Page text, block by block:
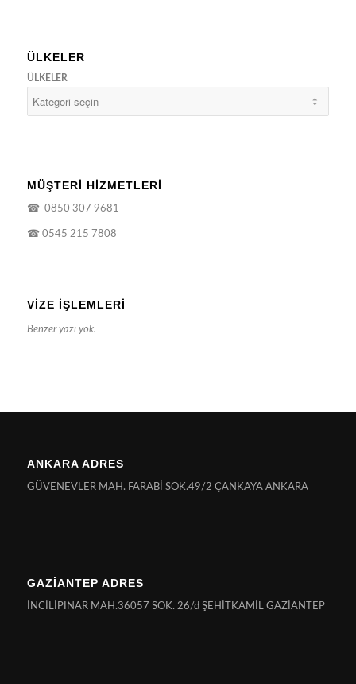
ÜLKELER
ÜLKELER
MÜŞTERİ HİZMETLERİ
☎0850 307 9681
☎0545 215 7808
VIZE İŞLEMLERI
Benzer yazı yok.
ANKARA ADRES
GÜVENEVLER MAH. FARABİ SOK.49/2 ÇANKAYA ANKARA
GAZİANTEP ADRES
İNCİLİPINAR MAH.36057 SOK. 26/d ŞEHİTKAMİL GAZİANTEP